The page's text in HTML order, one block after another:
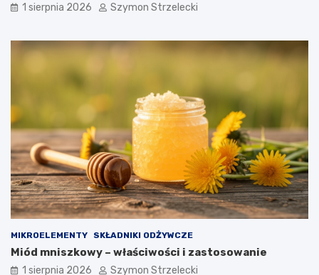
1 sierpnia 2026 Szymon Strzelecki
MIKROELEMENTY SKŁADNIKI ODŻYWCZE
Miód mniszkowy – właściwości i zastosowanie
1 sierpnia 2026 Szymon Strzelecki